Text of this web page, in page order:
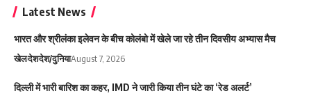
Latest News
भारत और श्रीलंका इलेवन के बीच कोलंबो में खेले जा रहे तीन दिवसीय अभ्यास मैच
खेलदेशदेश/दुनियाAugust 7, 2026
दिल्ली में भारी बारिश का कहर, IMD ने जारी किया तीन घंटे का ‘रेड अलर्ट’